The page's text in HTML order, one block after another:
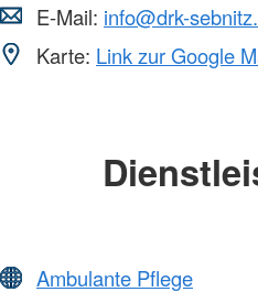
E-Mail: info@drk-
Karte: Link zur Google
Ambulante Pflege